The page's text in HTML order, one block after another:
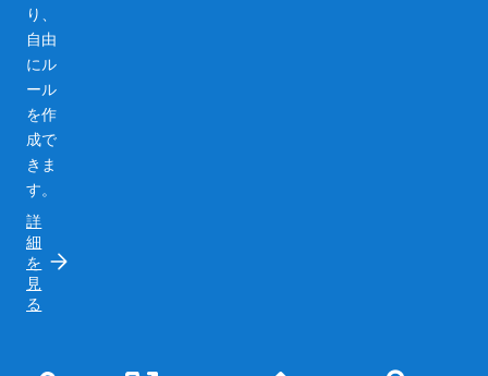
り、
自由
にル
ール
を作
成で
きま
す。
詳
細
を
見
る